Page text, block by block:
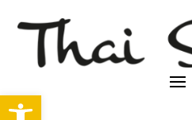
Abrir barra de